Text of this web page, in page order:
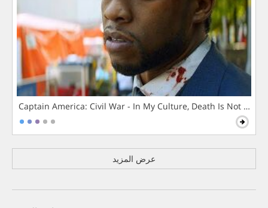
Captain America: Civil War - In My Culture, Death Is Not The
عرض المزيد